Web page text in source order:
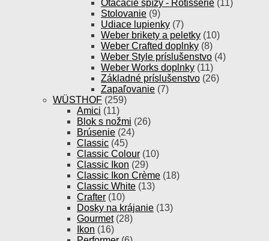
Otáčacie špízy - Rotissérie (11)
Stolovanie (9)
Udiace lupienky (7)
Weber brikety a peletky (10)
Weber Crafted doplnky (8)
Weber Style príslušenstvo (4)
Weber Works doplnky (11)
Základné príslušenstvo (26)
Zapaľovanie (7)
WÜSTHOF (259)
Amici (11)
Blok s nožmi (26)
Brúsenie (24)
Classic (45)
Classic Colour (10)
Classic Ikon (29)
Classic Ikon Crème (18)
Classic White (13)
Crafter (10)
Dosky na krájanie (13)
Gourmet (28)
Ikon (16)